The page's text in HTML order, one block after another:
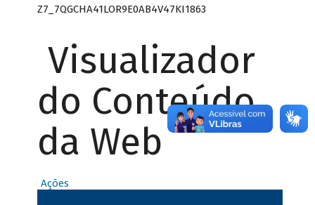
Z7_7QGCHA41LOR9E0AB4V47KI1863
Visualizador
do Conteúdo
da Web
Ações